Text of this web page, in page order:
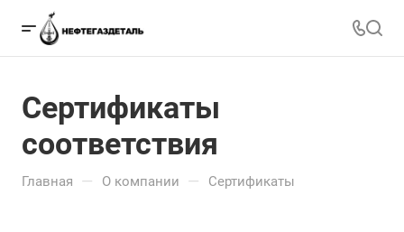
Сертификаты
соответствия
Главная — О компании — Сертификаты